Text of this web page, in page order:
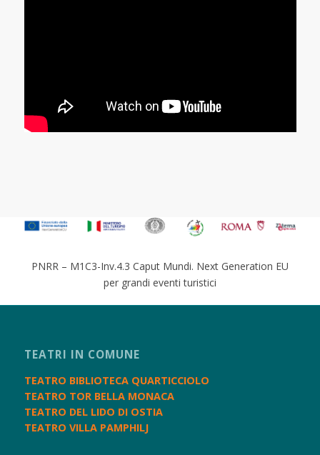
PNRR – M1C3-Inv.4.3 Caput Mundi. Next Generation EU
per grandi eventi turistici
TEATRI IN COMUNE
TEATRO BIBLIOTECA QUARTICCIOLO
TEATRO TOR BELLA MONACA
TEATRO DEL LIDO DI OSTIA
TEATRO VILLA PAMPHILJ